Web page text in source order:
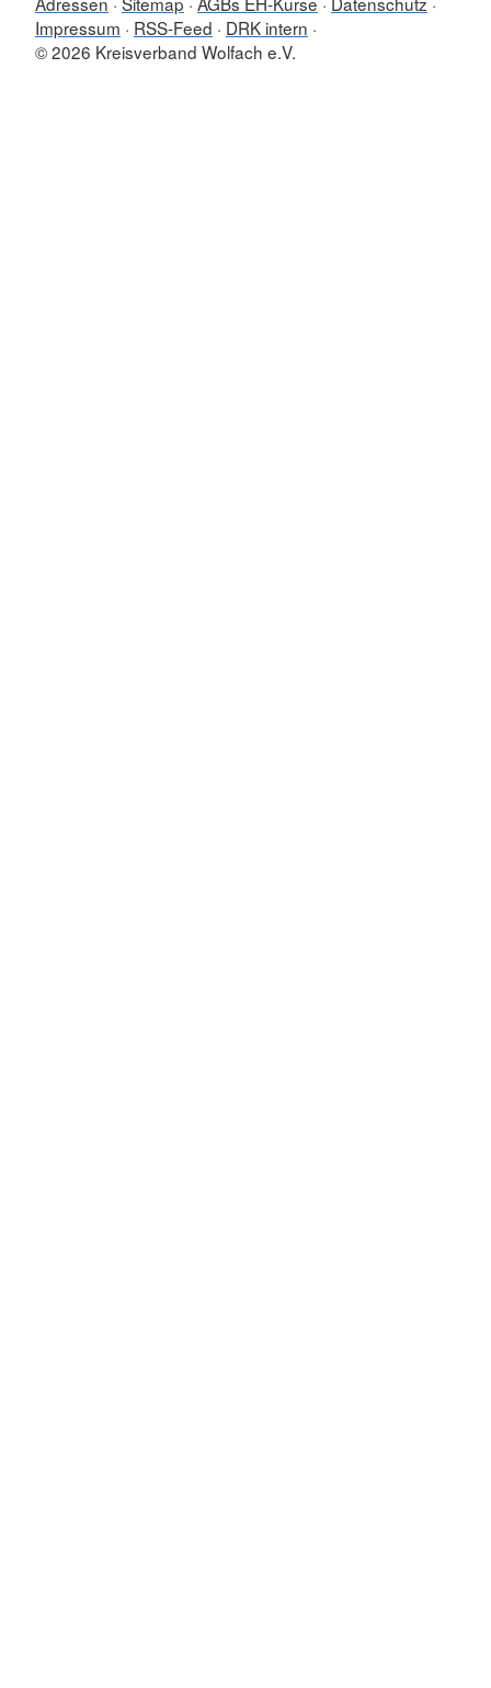
Impressum
RSS-Feed
DRK intern
© 2026 Kreisverband Wolfach e.V.